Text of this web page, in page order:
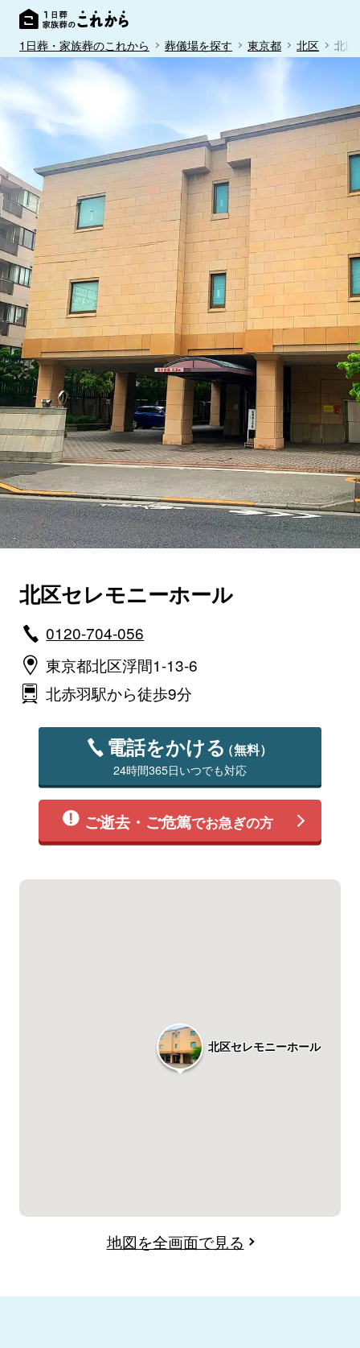
1日葬・家族葬のこれから 葬儀場を探す 東京都 北区 北
北区セレモニーホール
0120-704-056
東京都北区浮間1-13-6
北赤羽駅から徒歩9分
電話をかける（無料）
24時間365日いつでも対応
ご逝去・ご危篤でお急ぎの方
北区セレモニーホール
地図を全画面で見る